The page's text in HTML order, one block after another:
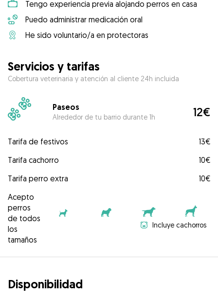
Tengo experiencia previa alojando perros en casa
Puedo administrar medicación oral
He sido voluntario/a en protectoras
Servicios y tarifas
Cobertura veterinaria y atención al cliente 24h incluida
Paseos
Alrededor de tu barrio durante 1h 12€
Tarifa de festivos
13€
Tarifa cachorro
10€
Tarifa perro extra
10€
Acepto
perros
de todos
los
tamaños
Incluye cachorros
Disponibilidad